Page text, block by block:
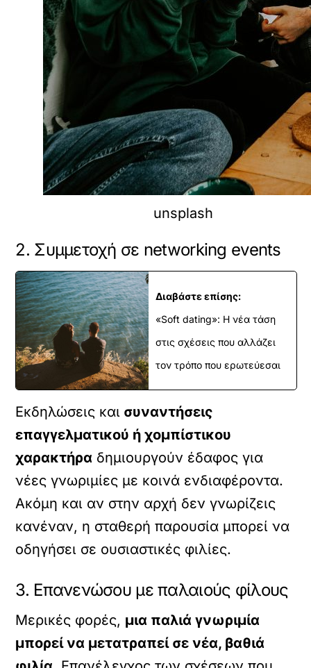
unsplash
2. Συμμετοχή σε networking events
Διαβάστε επίσης:
«Soft dating»: Η νέα τάση
στις σχέσεις που αλλάζει
τον τρόπο που ερωτεύεσαι
Εκδηλώσεις και συναντήσεις
επαγγελματικού ή χομπίστικου
χαρακτήρα δημιουργούν έδαφος για
νέες γνωριμίες με κοινά ενδιαφέροντα.
Ακόμη και αν στην αρχή δεν γνωρίζεις
κανέναν, η σταθερή παρουσία μπορεί να
οδηγήσει σε ουσιαστικές φιλίες.
3. Επανενώσου με παλαιούς φίλους
Μερικές φορές, μια παλιά γνωριμία
μπορεί να μετατραπεί σε νέα, βαθιά